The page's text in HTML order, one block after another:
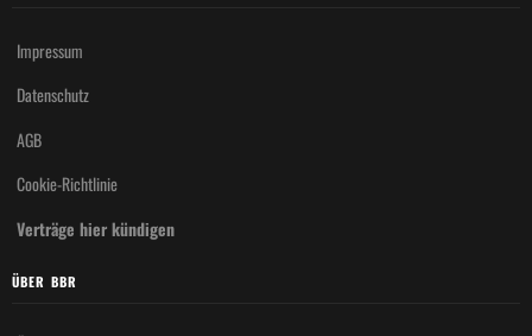
Impressum
Datenschutz
AGB
Cookie-Richtlinie
Verträge hier kündigen
ÜBER BBR